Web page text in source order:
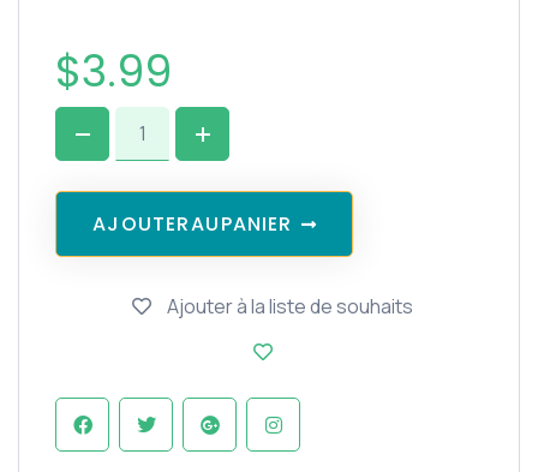
$3.99
AJ OUTERAUPANIER
Ajouter à la liste de souhaits